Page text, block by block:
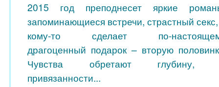
2015 год преподнесет яркие
запоминающиеся встречи, страстный
кому-то сделает по-
драгоценный подарок – вторую
Чувства обретают глубину,
привязанности...